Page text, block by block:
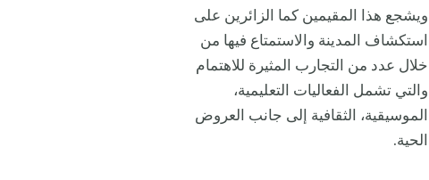
ويشجع هذا المقيمين كما الزائرين على
استكشاف المدينة والاستمتاع فيها من
خلال عدد من التجارب المثيرة للاهتمام
والتي تشمل الفعاليات التعليمية،
الموسيقية، الثقافية إلى جانب العروض
الحية.